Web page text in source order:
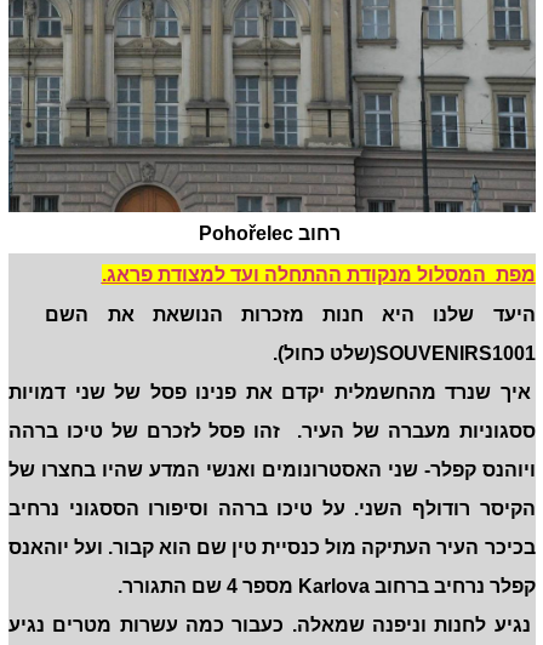
רחוב Pohořelec
מפת המסלול מנקודת ההתחלה ועד למצודת פראג.
היעד שלנו היא חנות מזכרות הנושאת את השם
SOUVENIRS1001(שלט כחול).
איך שנרד מהחשמלית יקדם את פנינו פסל של שני דמויות
ססגוניות מעברה של העיר. זהו פסל לזכרם של טיכו ברהה
ויוהנס קפלר- שני האסטרונומים ואנשי המדע שהיו בחצרו של
הקיסר רודולף השני. על טיכו ברהה וסיפורו הססגוני נרחיב
בכיכר העיר העתיקה מול כנסיית טין שם הוא קבור. ועל יוהאנס
קפלר נרחיב ברחוב Karlova מספר 4 שם התגורר.
נגיע לחנות וניפנה שמאלה. כעבור כמה עשרות מטרים נגיע